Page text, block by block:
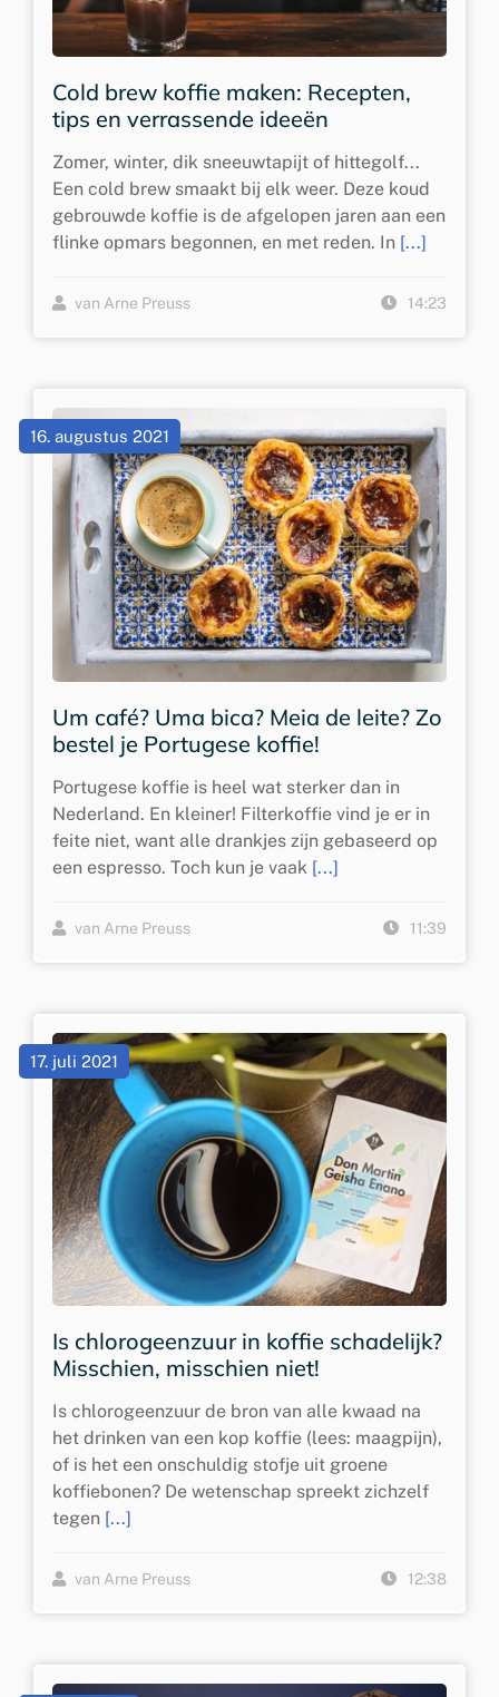
Cold brew koffie maken: Recepten,
tips en verrassende ideeën
Zomer, winter, dik sneeuwtapijt of hittegolf...
Een cold brew smaakt bij elk weer. Deze koud
gebrouwde koffie is de afgelopen jaren aan een
flinke opmars begonnen, en met reden. In [...]
van Arne Preuss 14:23
16. augustus 2021
Um café? Uma bica? Meia de leite? Zo
bestel je Portugese koffie!
Portugese koffie is heel wat sterker dan in
Nederland. En kleiner! Filterkoffie vind je er in
feite niet, want alle drankjes zijn gebaseerd op
een espresso. Toch kun je vaak [...]
van Arne Preuss 11:39
17. juli 2021
Is chlorogeenzuur in koffie schadelijk?
Misschien, misschien niet!
Is chlorogeenzuur de bron van alle kwaad na
het drinken van een kop koffie (lees: maagpijn),
of is het een onschuldig stofje uit groene
koffiebonen? De wetenschap spreekt zichzelf
tegen [...]
van Arne Preuss 12:38